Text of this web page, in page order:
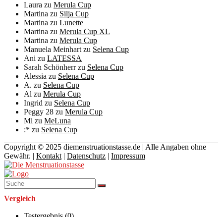
Laura zu Merula Cup
Martina zu Silja Cup
Martina zu Lunette
Martina zu Merula Cup XL
Martina zu Merula Cup
Manuela Meinhart zu Selena Cup
Ani zu LATESSA
Sarah Schönherrzu Selena Cup
Alessia zu Selena Cup
A. zu Selena Cup
Al zu Merula Cup
Ingrid zu Selena Cup
Peggy 28 zu Merula Cup
Mi zu MeLuna
:* zu Selena Cup
Copyright © 2025 diemenstruationstasse.de | Alle Angaben ohne
Gewähr. | Kontakt | Datenschutz | Impressum
Vergleich